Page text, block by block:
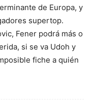
de Europa, y
supertop.
Fener podrá más o
si se va Udoh y
fiche a quién